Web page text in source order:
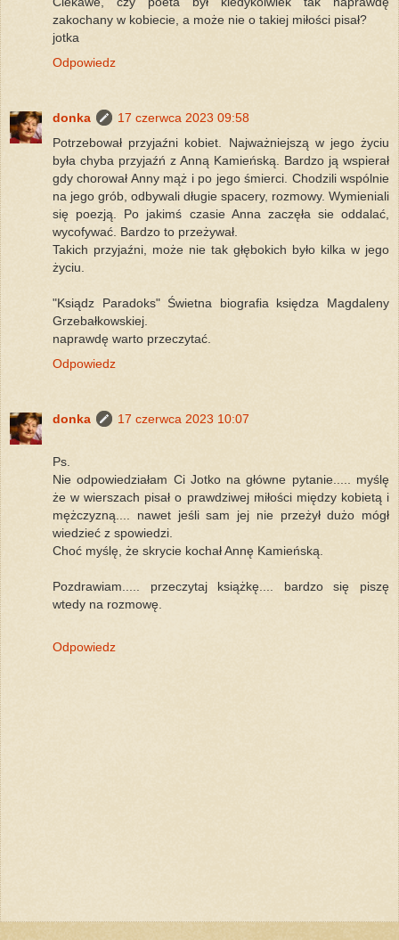
zakochany w kobiecie, a może nie o takiej miłości pisał?
jotka
Odpowiedz
donka
17 czerwca 2023 09:58
Potrzebował przyjaźni kobiet. Najważniejszą w jego życiu
była chyba przyjaźń z Anną Kamieńską. Bardzo ją wspierał
gdy chorował Anny mąż i po jego śmierci. Chodzili wspólnie
na jego grób, odbywali długie spacery, rozmowy. Wymieniali
się poezją. Po jakimś czasie Anna zaczęła sie oddalać,
wycofywać. Bardzo to przeżywał.
Takich przyjaźni, może nie tak głębokich było kilka w jego
życiu.
"Ksiądz Paradoks" Świetna biografia księdza Magdaleny
Grzebałkowskiej.
naprawdę warto przeczytać.
Odpowiedz
donka 17 czerwca 2023 10:07
Ps.
Nie odpowiedziałam Ci Jotko na główne pytanie..... myślę
że w wierszach pisał o prawdziwej miłości między kobietą i
mężczyzną.... nawet jeśli sam jej nie przeżył dużo mógł
wiedzieć z spowiedzi.
Choć myślę, że skrycie kochał Annę Kamieńską.
Pozdrawiam..... przeczytaj książkę.... bardzo się piszę
wtedy na rozmowę.
Odpowiedz